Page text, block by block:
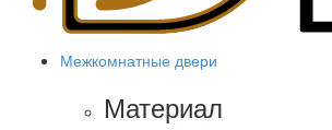
Межкомнатные двери
Материал